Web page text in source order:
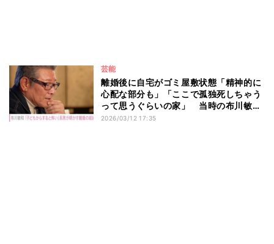
芸能
離婚後に自宅がゴミ屋敷状態「精神的に
心配な部分も」「ここで孤独死しちゃう
って思うぐらいの家」 当時の布川敏和
を長男が語る
2026/03/12 17:35